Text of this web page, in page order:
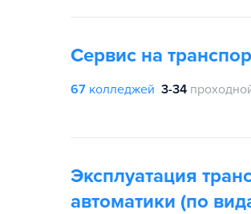
Сервис на
67 колледжей 3-34
Эксплуатация
автоматики (по